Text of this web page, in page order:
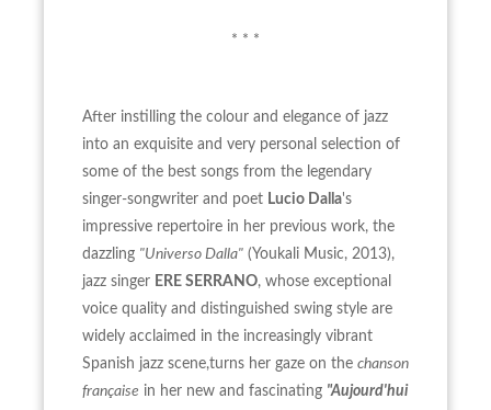
* * *
After instilling the colour and elegance of jazz
into an exquisite and very personal selection of
some of the best songs from the legendary
singer-songwriter and poet Lucio Dalla's
impressive repertoire in her previous work, the
dazzling "Universo Dalla" (Youkali Music, 2013),
jazz singer ERE SERRANO, whose exceptional
voice quality and distinguished swing style are
widely acclaimed in the increasingly vibrant
Spanish jazz scene,turns her gaze on the chanson
française in her new and fascinating "Aujourd'hui